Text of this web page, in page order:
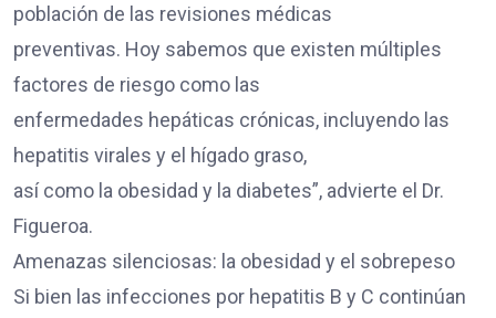
población de las revisiones médicas
preventivas. Hoy sabemos que existen múltiples
factores de riesgo como las
enfermedades hepáticas crónicas, incluyendo las
hepatitis virales y el hígado graso,
así como la obesidad y la diabetes”, advierte el Dr.
Figueroa.
Amenazas silenciosas: la obesidad y el sobrepeso
Si bien las infecciones por hepatitis B y C continúan